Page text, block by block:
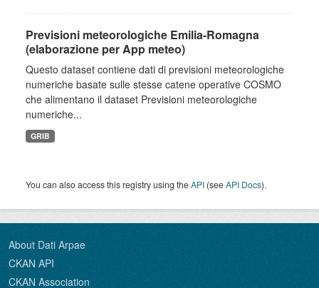
Previsioni meteorologiche Emilia-Romagna
(elaborazione per App meteo)
Questo dataset contiene dati di previsioni meteorologiche
numeriche basate sulle stesse catene operative COSMO
che alimentano il dataset Previsioni meteorologiche
numeriche...
GRIB
You can also access this registry using theAPI (seeAPI Docs).
About Dati Arpae
CKAN API
CKAN Association